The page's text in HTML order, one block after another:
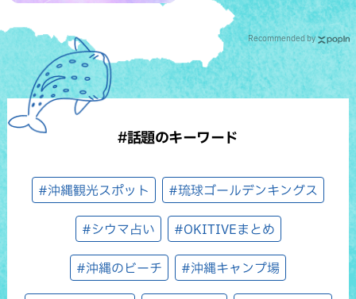
Recommended by
#話題のキーワード
#沖縄観光スポット #琉球ゴールデンキングス
#シウマ占い #OKITIVEまとめ
#沖縄のビーチ #沖縄キャンプ場